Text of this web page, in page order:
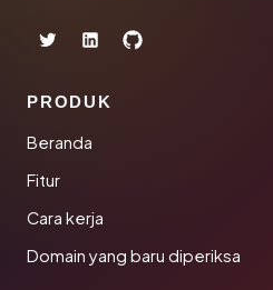
PRODUK
Beranda
Fitur
Cara kerja
Domain yang baru diperiksa